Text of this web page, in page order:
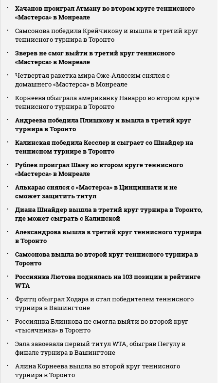
Хачанов проиграл Атману во втором круге теннисного
«Мастерса» в Монреале
Самсонова победила Крейчикову и вышла в третий круг
теннисного турнира в Торонто
Зверев не смог выйти в третий круг теннисного
«Мастерса» в Монреале
Четвертая ракетка мира Оже‑Аляссим снялся с
домашнего «Мастерса» в Монреале
Корнеева обыграла американку Наварро во втором круге
теннисного турнира в Торонто
Андреева победила Плишкову и вышла в третий круг
турнира в Торонто
Калинская победила Кесслер и сыграет со Шнайдер на
теннисном турнире в Торонто
Рублев проиграл Шану во втором круге теннисного
«Мастерса» в Монреале
Алькарас снялся с «Мастерса» в Цинциннати и не
сможет защитить титул
Диана Шнайдер вышла в третий круг турнира в Торонто,
где может сыграть с Калинской
Александрова вышла в третий круг теннисного турнира
в Торонто
Самсонова вышла во второй круг теннисного турнира в
Торонто
Россиянка Лютова поднялась на 103 позиции в рейтинге
WTA
Фритц обыграл Ходара и стал победителем теннисного
турнира в Вашингтоне
Россиянка Блинкова не смогла выйти во второй круг
«тысячника» в Торонто
Эала завоевала первый титул WTA, обыграв Пегулу в
финале турнира в Вашингтоне
Алина Корнеева вышла во второй круг теннисного
турнира в Торонто